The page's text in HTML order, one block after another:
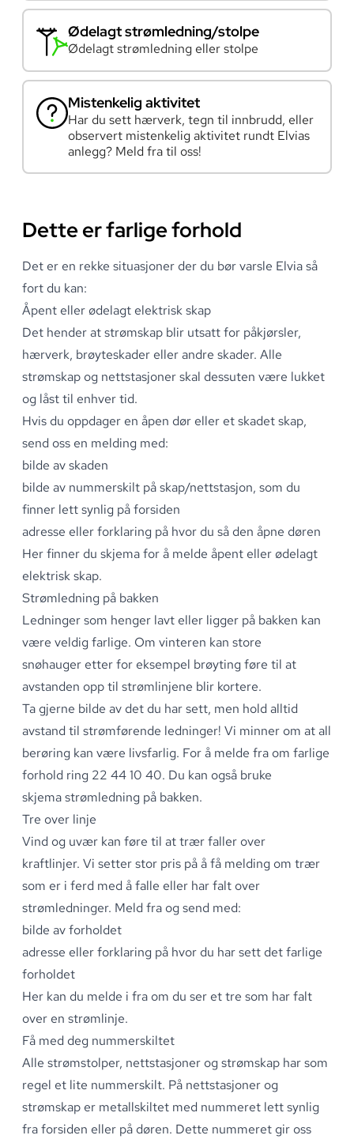
Ødelagt strømledning/stolpe
Ødelagt strømledning eller stolpe
Mistenkelig aktivitet
Har du sett hærverk, tegn til innbrudd, eller
observert mistenkelig aktivitet rundt Elvias
anlegg? Meld fra til oss!
Dette er farlige forhold
Det er en rekke situasjoner der du bør varsle Elvia så
fort du kan:
Åpent eller ødelagt elektrisk skap
Det hender at strømskap blir utsatt for påkjørsler,
hærverk, brøyteskader eller andre skader. Alle
strømskap og nettstasjoner skal dessuten være lukket
og låst til enhver tid.
Hvis du oppdager en åpen dør eller et skadet skap,
send oss en melding med:
bilde av skaden
bilde av nummerskilt på skap/nettstasjon, som du
finner lett synlig på forsiden
adresse eller forklaring på hvor du så den åpne døren
Her finner du skjema for å melde åpent eller ødelagt
elektrisk skap.
Strømledning på bakken
Ledninger som henger lavt eller ligger på bakken kan
være veldig farlige. Om vinteren kan store
snøhauger etter for eksempel brøyting føre til at
avstanden opp til strømlinjene blir kortere.
Ta gjerne bilde av det du har sett, men hold alltid
avstand til strømførende ledninger! Vi minner om at all
berøring kan være livsfarlig. For å melde fra om farlige
forhold ring 22 44 10 40. Du kan også bruke
skjemastrømledning på bakken.
Tre over linje
Vind og uvær kan føre til at trær faller over
kraftlinjer. Vi setter stor pris på å få melding om trær
som er i ferd med å falle eller har falt over
strømledninger. Meld fra og send med:
bilde av forholdet
adresse eller forklaring på hvor du har sett det farlige
forholdet
Her kan du melde i fra om du ser ettre som har falt
over en strømlinje.
Få med deg nummerskiltet
Alle strømstolper, nettstasjoner og strømskap har som
regel et lite nummerskilt. På nettstasjoner og
strømskap er metallskiltet med nummeret lett synlig
fra forsiden eller på døren. Dette nummeret gir oss